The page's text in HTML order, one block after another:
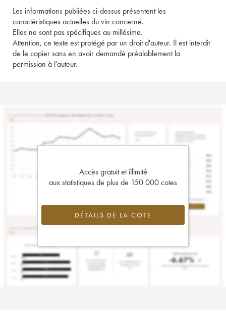
Les informations publiées ci-dessus présentent les
caractéristiques actuelles du vin concerné.
Elles ne sont pas spécifiques au millésime.
Attention, ce texte est protégé par un droit d'auteur. Il est interdit
de le copier sans en avoir demandé préalablement la
permission à l'auteur.
Accès gratuit et illimité
aux statistiques de plus de 150 000 cotes
DÉTAILS DE LA COTE